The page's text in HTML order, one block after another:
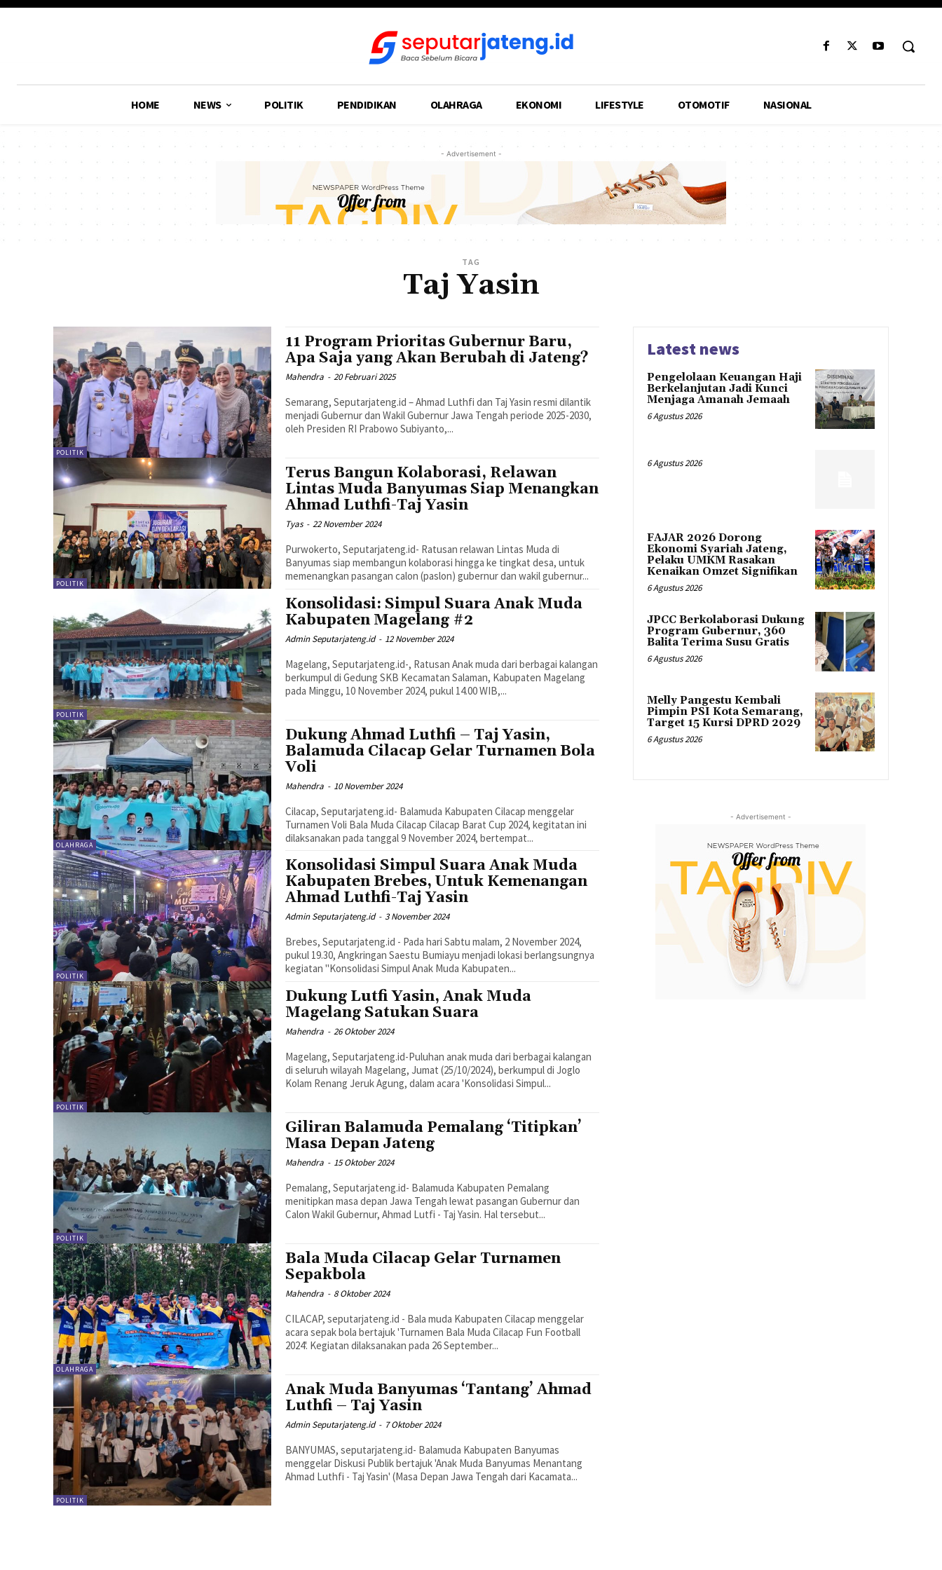
HOME NEWS POLITIK PENDIDIKAN OLAHRAGA EKONOMI LIFESTYLE OTOMOTIF NASIONAL
- Advertisement -
TAG
Taj Yasin
POLITIK
11 Program Prioritas Gubernur Baru,
Apa Saja yang Akan Berubah di Jateng?
Mahendra - 20 Februari 2025
Semarang, Seputarjateng.id – Ahmad Luthfi dan Taj Yasin resmi dilantik
menjadi Gubernur dan Wakil Gubernur Jawa Tengah periode 2025-2030,
oleh Presiden RI Prabowo Subiyanto,...
POLITIK
Terus Bangun Kolaborasi, Relawan
Lintas Muda Banyumas Siap Menangkan
Ahmad Luthfi-Taj Yasin
Tyas - 22 November 2024
Purwokerto, Seputarjateng.id- Ratusan relawan Lintas Muda di
Banyumas siap membangun kolaborasi hingga ke tingkat desa, untuk
memenangkan pasangan calon (paslon) gubernur dan wakil gubernur...
POLITIK
Konsolidasi: Simpul Suara Anak Muda
Kabupaten Magelang #2
Admin Seputarjateng.id - 12 November 2024
Magelang, Seputarjateng.id-, Ratusan Anak muda dari berbagai kalangan
berkumpul di Gedung SKB Kecamatan Salaman, Kabupaten Magelang
pada Minggu, 10 November 2024, pukul 14.00 WIB,...
OLAHRAGA
Dukung Ahmad Luthfi – Taj Yasin,
Balamuda Cilacap Gelar Turnamen Bola
Voli
Mahendra - 10 November 2024
Cilacap, Seputarjateng.id- Balamuda Kabupaten Cilacap menggelar
Turnamen Voli Bala Muda Cilacap Cilacap Barat Cup 2024, kegitatan ini
dilaksanakan pada tanggal 9 November 2024, bertempat...
POLITIK
Konsolidasi Simpul Suara Anak Muda
Kabupaten Brebes, Untuk Kemenangan
Ahmad Luthfi-Taj Yasin
Admin Seputarjateng.id - 3 November 2024
Brebes, Seputarjateng.id - Pada hari Sabtu malam, 2 November 2024,
pukul 19.30, Angkringan Saestu Bumiayu menjadi lokasi berlangsungnya
kegiatan "Konsolidasi Simpul Anak Muda Kabupaten...
POLITIK
Dukung Lutfi Yasin, Anak Muda
Magelang Satukan Suara
Mahendra - 26 Oktober 2024
Magelang, Seputarjateng.id-Puluhan anak muda dari berbagai kalangan
di seluruh wilayah Magelang, Jumat (25/10/2024), berkumpul di Joglo
Kolam Renang Jeruk Agung, dalam acara 'Konsolidasi Simpul...
POLITIK
Giliran Balamuda Pemalang ‘Titipkan’
Masa Depan Jateng
Mahendra - 15 Oktober 2024
Pemalang, Seputarjateng.id- Balamuda Kabupaten Pemalang
menitipkan masa depan Jawa Tengah lewat pasangan Gubernur dan
Calon Wakil Gubernur, Ahmad Lutfi - Taj Yasin. Hal tersebut...
OLAHRAGA
Bala Muda Cilacap Gelar Turnamen
Sepakbola
Mahendra - 8 Oktober 2024
CILACAP, seputarjateng.id - Bala muda Kabupaten Cilacap menggelar
acara sepak bola bertajuk 'Turnamen Bala Muda Cilacap Fun Football
2024'. Kegiatan dilaksanakan pada 26 September...
POLITIK
Anak Muda Banyumas ‘Tantang’ Ahmad
Luthfi – Taj Yasin
Admin Seputarjateng.id - 7 Oktober 2024
BANYUMAS, seputarjateng.id- Balamuda Kabupaten Banyumas
menggelar Diskusi Publik bertajuk 'Anak Muda Banyumas Menantang
Ahmad Luthfi - Taj Yasin' (Masa Depan Jawa Tengah dari Kacamata...
Latest news
Pengelolaan Keuangan Haji
Berkelanjutan Jadi Kunci
Menjaga Amanah Jemaah
6 Agustus 2026
6 Agustus 2026
FAJAR 2026 Dorong
Ekonomi Syariah Jateng,
Pelaku UMKM Rasakan
Kenaikan Omzet Signifikan
6 Agustus 2026
JPCC Berkolaborasi Dukung
Program Gubernur, 360
Balita Terima Susu Gratis
6 Agustus 2026
Melly Pangestu Kembali
Pimpin PSI Kota Semarang,
Target 15 Kursi DPRD 2029
6 Agustus 2026
- Advertisement -